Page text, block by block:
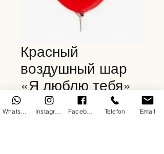
Красный
воздушный шар
«Я люблю тебя»
150,00 TRY Цена
Telefon Email